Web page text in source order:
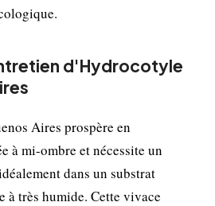
d'Hydrocotyle
Aires prospère en
à mi-ombre et nécessite un
dans un substrat
à très humide. Cette vivace